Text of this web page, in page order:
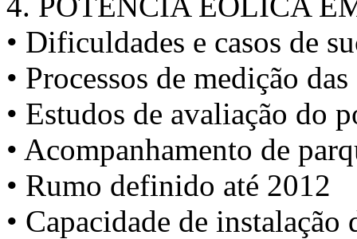
• Dificuldades e casos de
• Processos de medição
• Estudos de avaliação do
• Acompanhamento de
• Rumo definido até 2012
• Capacidade de